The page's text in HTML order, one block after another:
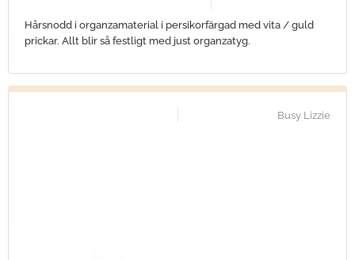
Hårsnodd i organzamaterial i persikorfärgad med vita / guld
prickar. Allt blir så festligt med just organzatyg.
Busy Lizzie